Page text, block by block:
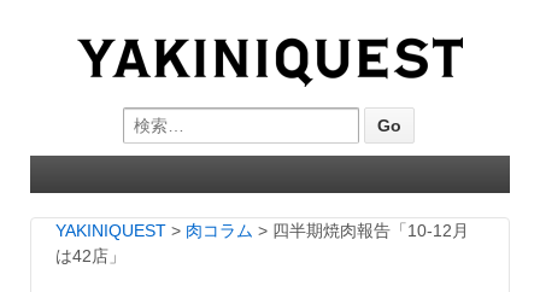
Search for:
YAKINIQUEST > 肉コラム > 四半期焼肉報告「10-12月
は42店」